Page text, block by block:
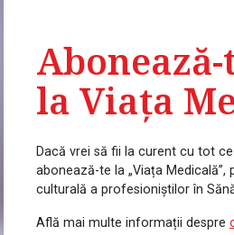
la Viața
Dacă vrei să fii la curent cu tot
abonează-te la „Viața
culturală a profesioniștilor în
Află mai multe informații despre